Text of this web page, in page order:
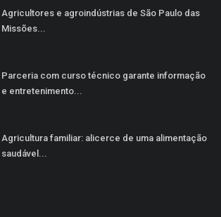
Agricultores e agroindústrias de São Paulo das
Missões...
Parceria com curso técnico garante informação
e entretenimento...
Agricultura familiar: alicerce de uma alimentação
saudável...